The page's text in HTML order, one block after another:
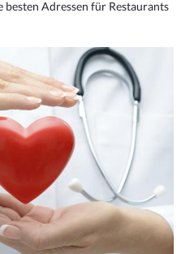
besten Adressen für Restaurants